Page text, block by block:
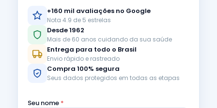
+160 mil avaliações no Google
Nota 4.9 de 5 estrelas
Desde 1962
Mais de 60 anos cuidando da sua saúde
Entrega para todo o Brasil
Envio rápido e rastreado
Compra 100% segura
Seus dados protegidos em todas as etapas
Seu nome *